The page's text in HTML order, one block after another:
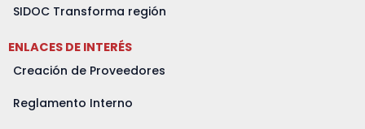
a
p
o
o
k
g
m
SIDOC Transforma región
ENLACES DE INTERÉS
Creación de Proveedores
Reglamento Interno